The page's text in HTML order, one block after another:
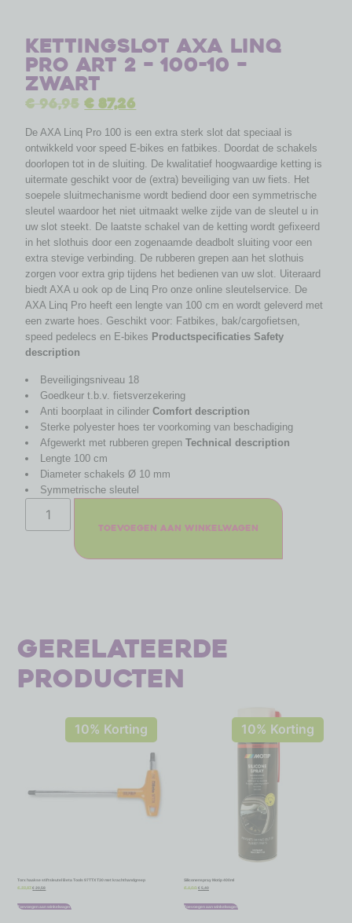
Kettingslot Axa Linq
Pro ART 2 – 100-10 –
zwart
€96,95 €87,26
De AXA Linq Pro 100 is een extra sterk slot dat speciaal is
ontwikkeld voor speed E-bikes en fatbikes. Doordat de schakels
doorlopen tot in de sluiting. De kwalitatief hoogwaardige ketting is
uitermate geschikt voor de (extra) beveiliging van uw fiets. Het
soepele sluitmechanisme wordt bediend door een symmetrische
sleutel waardoor het niet uitmaakt welke zijde van de sleutel u in
uw slot steekt. De laatste schakel van de ketting wordt gefixeerd
in het slothuis door een zogenaamde deadbolt sluiting voor een
extra stevige verbinding. De rubberen grepen aan het slothuis
zorgen voor extra grip tijdens het bedienen van uw slot. Uiteraard
biedt AXA u ook op de Linq Pro onze online sleutelservice. De
AXA Linq Pro heeft een lengte van 100 cm en wordt geleverd met
een zwarte hoes. Geschikt voor: Fatbikes, bak/cargofietsen,
speed pedelecs en E-bikes Productspecificaties Safety
description
Beveiligingsniveau 18
Goedkeur t.b.v. fietsverzekering
Anti boorplaat in cilinder Comfort description
Sterke polyester hoes ter voorkoming van beschadiging
Afgewerkt met rubberen grepen Technical description
Lengte 100 cm
Diameter schakels Ø 10 mm
Symmetrische sleutel
Toevoegen aan winkelwagen
Gerelateerde
producten
10% Korting
Torx haakse stiftsleutel Beta Tools 97TTX T30 met krachthandgreep
€22,87 € 20,58
Toevoegen aan winkelwagen
10% Korting
Siliconenspray Motip 400ml
€ 6,00 € 5,40
Toevoegen aan winkelwagen